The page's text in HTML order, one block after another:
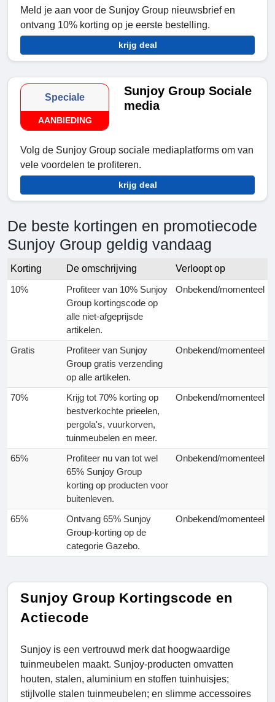
Meld je aan voor de Sunjoy Group nieuwsbrief en
ontvang 10% korting op je eerste bestelling.
krijg deal
Speciale
AANBIEDING
Sunjoy Group Sociale
media
Volg de Sunjoy Group sociale mediaplatforms om van
vele voordelen te profiteren.
krijg deal
De beste kortingen en promotiecode
Sunjoy Group geldig vandaag
Korting De omschrijving
Verloopt op
10%
Profiteer van 10% Sunjoy
Group kortingscode op
alle niet-afgeprijsde
artikelen.
Onbekend/momenteel
Gratis
Profiteer van Sunjoy
Group gratis verzending
op alle artikelen.
Onbekend/momenteel
70%
Krijg tot 70% korting op
bestverkochte prieelen,
pergola's, vuurkorven,
tuinmeubelen en meer.
Onbekend/momenteel
65%
Profiteer nu van tot wel
65% Sunjoy Group
korting op producten voor
buitenleven.
Onbekend/momenteel
65%
Ontvang 65% Sunjoy
Group-korting op de
categorie Gazebo.
Onbekend/momenteel
Sunjoy Group Kortingscode en
Actiecode
Sunjoy is een vertrouwd merk dat hoogwaardige
tuinmeubelen maakt. Sunjoy-producten omvatten
houten, stalen, aluminium en stoffen tuinhuisjes;
stijlvolle stalen tuinmeubelen; en slimme accessoires